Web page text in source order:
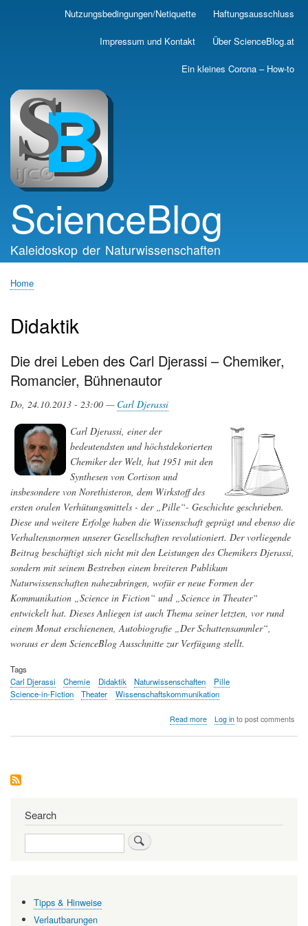
Skip
main
Nutzungsbedingungen/Netiquette Haftungsausschluss
Impressum und Kontakt Über ScienceBlog.at
Ein kleines Corona – How-to
ScienceBlog
Kaleidoskop der Naturwissenschaften
Home
Didaktik
Die drei Leben des Carl Djerassi – Chemiker,
Romancier, Bühnenautor
Do, 24.10.2013 - 23:00 — Carl Djerassi
Carl Djerassi, einer der
bedeutendsten und höchstdekorierten
Chemiker der Welt, hat 1951 mit den
Synthesen von Cortison und
insbesondere von Norethisteron, dem Wirkstoff des
ersten oralen Verhütungsmittels - der „Pille“- Geschichte geschrieben.
Diese und weitere Erfolge haben die Wissenschaft geprägt und ebenso die
Verhaltensnormen unserer Gesellschaften revolutioniert. Der vorliegende
Beitrag beschäftigt sich nicht mit den Leistungen des Chemikers Djerassi,
sondern mit seinem Bestreben einem breiteren Publikum
Naturwissenschaften nahezubringen, wofür er neue Formen der
Kommunikation „Science in Fiction“ und „Science in Theater“
entwickelt hat. Dieses Anliegen ist auch Thema seiner letzten, vor rund
einem Monat erschienenen, Autobiografie „Der Schattensammler“,
woraus er dem ScienceBlog Ausschnitte zur Verfügung stellt.
Tags
Carl Djerassi
Chemie Didaktik Naturwissenschaften
Pille
Science-in-Fiction
Theater Wissenschaftskommunikation
Read moreabout
Romancier,
Log into post comments
Search
Search
Tipps & Hinweise
Verlautbarungen